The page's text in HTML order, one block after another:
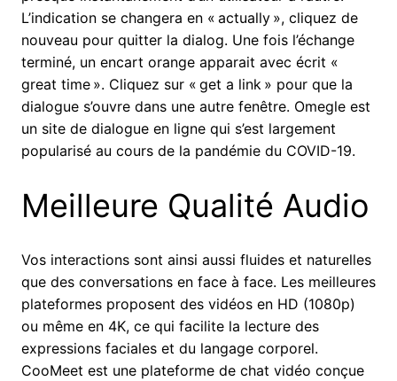
L’indication se changera en « actually », cliquez de
nouveau pour quitter la dialog. Une fois l’échange
terminé, un encart orange apparait avec écrit «
great time ». Cliquez sur « get a link » pour que la
dialogue s’ouvre dans une autre fenêtre. Omegle est
un site de dialogue en ligne qui s’est largement
popularisé au cours de la pandémie du COVID-19.
Meilleure Qualité Audio
Vos interactions sont ainsi aussi fluides et naturelles
que des conversations en face à face. Les meilleures
plateformes proposent des vidéos en HD (1080p)
ou même en 4K, ce qui facilite la lecture des
expressions faciales et du langage corporel.
CooMeet est une plateforme de chat vidéo conçue